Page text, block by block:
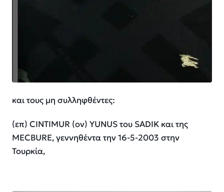
και τους μη συλληφθέντες:
(επ) CINTIMUR (ον) YUNUS του SADIK και της
MECBURE, γεννηθέντα την 16-5-2003 στην
Τουρκία,